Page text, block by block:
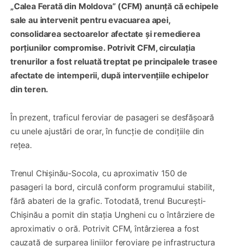
„Calea Ferată din Moldova” (CFM) anunță că echipele
sale au intervenit pentru evacuarea apei,
consolidarea sectoarelor afectate și remedierea
porțiunilor compromise. Potrivit CFM, circulația
trenurilor a fost reluată treptat pe principalele trasee
afectate de intemperii, după intervențiile echipelor
din teren.
În prezent, traficul feroviar de pasageri se desfășoară
cu unele ajustări de orar, în funcție de condițiile din
rețea.
Trenul Chișinău-Socola, cu aproximativ 150 de
pasageri la bord, circulă conform programului stabilit,
fără abateri de la grafic. Totodată, trenul București-
Chișinău a pornit din stația Ungheni cu o întârziere de
aproximativ o oră. Potrivit CFM, întârzierea a fost
cauzată de surparea liniilor feroviare pe infrastructura